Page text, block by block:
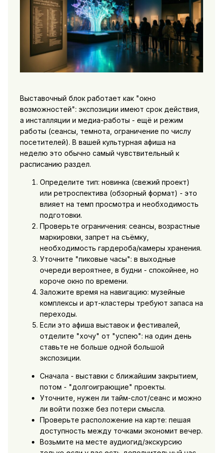
Выставочный блок работает как "окно
возможностей": экспозиции имеют срок действия,
а инсталляции и медиа-работы - ещё и режим
работы (сеансы, темнота, ограничение по числу
посетителей). В вашей культурная афиша на
неделю это обычно самый чувствительный к
расписанию раздел.
Определите тип: новинка (свежий проект)
или ретроспектива (обзорный формат) - это
влияет на темп просмотра и необходимость
подготовки.
Проверьте ограничения: сеансы, возрастные
маркировки, запрет на съёмку,
необходимость гардероба/камеры хранения.
Уточните "пиковые часы": в выходные
очереди вероятнее, в будни - спокойнее, но
короче окно по времени.
Заложите время на навигацию: музейные
комплексы и арт-кластеры требуют запаса на
переходы.
Если это афиша выставок и фестивалей
отделите "хочу" от "успею": на один день
ставьте не больше одной большой
экспозиции.
Сначала - выставки с ближайшим закрытием,
потом - "долгоиграющие" проекты.
Уточните, нужен ли тайм-слот/сеанс и можно
ли войти позже без потери смысла.
Проверьте расположение на карте: пешая
доступность между точками экономит вечер.
Возьмите на месте аудиогид/экскурсию